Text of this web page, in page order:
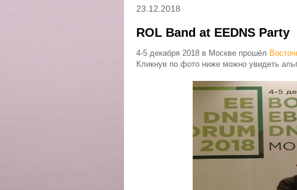
23.12.2018
ROL Band at EEDNS Party
4-5 декабря 2018 в Москве прошёл
Кликнув по фото ниже можно увидеть